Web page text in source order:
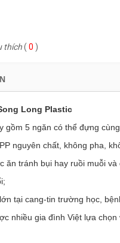
thích(0 )
Long Plastic
5 ngăn có thể đựng
nguyên chất, không pha,
tránh bụi hay ruồi muỗi
tại cang-tin trường học,
nhiều gia đình Việt lựa chọn